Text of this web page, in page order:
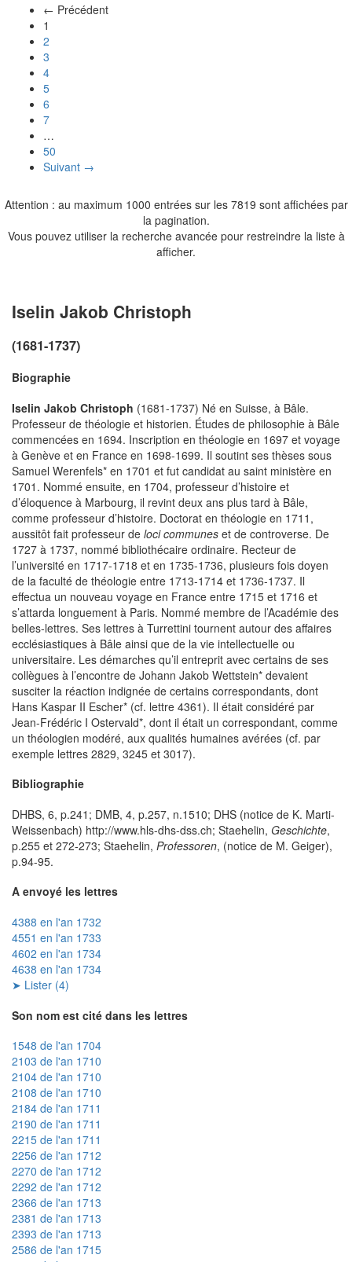
← Précédent
1
2
3
4
5
6
7
…
50
Suivant →
Attention : au maximum 1000 entrées sur les 7819 sont affichées par
la pagination.
Vous pouvez utiliser la recherche avancée pour restreindre la liste à
afficher.
Iselin Jakob Christoph
(1681-1737)
Biographie
Iselin Jakob Christoph (1681-1737) Né en Suisse, à Bâle.
Professeur de théologie et historien. Études de philosophie à Bâle
commencées en 1694. Inscription en théologie en 1697 et voyage
à Genève et en France en 1698-1699. Il soutint ses thèses sous
Samuel Werenfels* en 1701 et fut candidat au saint ministère en
1701. Nommé ensuite, en 1704, professeur d’histoire et
d’éloquence à Marbourg, il revint deux ans plus tard à Bâle,
comme professeur d’histoire. Doctorat en théologie en 1711,
aussitôt fait professeur de loci communes et de controverse. De
1727 à 1737, nommé bibliothécaire ordinaire. Recteur de
l’université en 1717-1718 et en 1735-1736, plusieurs fois doyen
de la faculté de théologie entre 1713-1714 et 1736-1737. Il
effectua un nouveau voyage en France entre 1715 et 1716 et
s’attarda longuement à Paris. Nommé membre de l’Académie des
belles-lettres. Ses lettres à Turrettini tournent autour des affaires
ecclésiastiques à Bâle ainsi que de la vie intellectuelle ou
universitaire. Les démarches qu’il entreprit avec certains de ses
collègues à l’encontre de Johann Jakob Wettstein* devaient
susciter la réaction indignée de certains correspondants, dont
Hans Kaspar II Escher* (cf. lettre 4361). Il était considéré par
Jean-Frédéric I Ostervald*, dont il était un correspondant, comme
un théologien modéré, aux qualités humaines avérées (cf. par
exemple lettres 2829, 3245 et 3017).
Bibliographie
DHBS, 6, p.241; DMB, 4, p.257, n.1510; DHS (notice de K. Marti-
Weissenbach) http://www.hls-dhs-dss.ch; Staehelin, Geschichte,
p.255 et 272-273; Staehelin, Professoren, (notice de M. Geiger),
p.94-95.
A envoyé les lettres
4388 en l'an 1732
4551 en l'an 1733
4602 en l'an 1734
4638 en l'an 1734
➤ Lister (4)
Son nom est cité dans les lettres
1548 de l'an 1704
2103 de l'an 1710
2104 de l'an 1710
2108 de l'an 1710
2184 de l'an 1711
2190 de l'an 1711
2215 de l'an 1711
2256 de l'an 1712
2270 de l'an 1712
2292 de l'an 1712
2366 de l'an 1713
2381 de l'an 1713
2393 de l'an 1713
2586 de l'an 1715